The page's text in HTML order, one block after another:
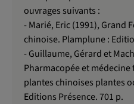
ouvrages suivants :
- Marié, Eric (1991), Grand
chinoise. Plamplune :
- Guillaume, Gérard et
Pharmacopée et
plantes chinoises plantes
Editions Présence. 701 p.